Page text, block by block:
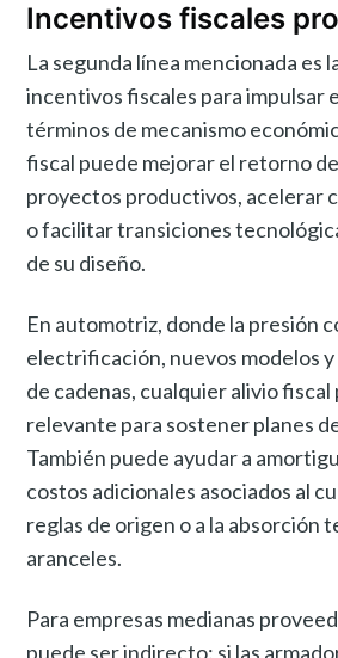
Incentivos fiscales
La segunda línea mencionada es
incentivos fiscales para impulsar
términos de mecanismo
fiscal puede mejorar el retorno
proyectos productivos, acelerar
o facilitar transiciones
de su diseño.
En automotriz, donde la presión
electrificación, nuevos modelos
de cadenas, cualquier alivio fiscal
relevante para sostener planes
También puede ayudar a
costos adicionales asociados al
reglas de origen o a la absorción
aranceles.
Para empresas medianas
puede ser indirecto: si las